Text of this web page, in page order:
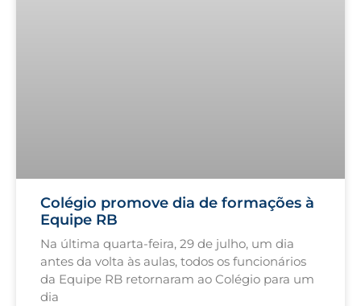
Colégio promove dia de formações à
Equipe RB
Na última quarta-feira, 29 de julho, um dia
antes da volta às aulas, todos os funcionários
da Equipe RB retornaram ao Colégio para um
dia